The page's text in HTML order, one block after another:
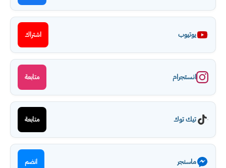
يوتيوب اشتراك
انستجرام متابعة
تيك توك متابعة
ماسنجر انضم